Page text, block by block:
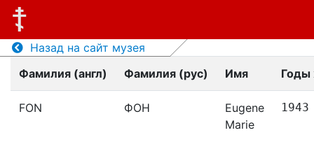
Назад на сайт музея
Фамилия (англ)
Фамилия (рус) Имя Годы
FON ФОН
Eugene
Marie
1943